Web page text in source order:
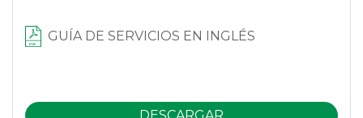
GUÍA DE SERVICIOS EN INGLÉS